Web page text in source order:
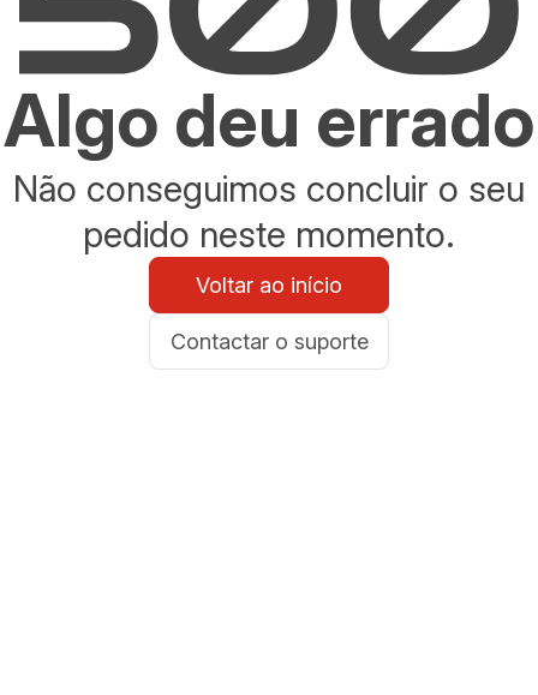
Algo deu errado
Não conseguimos concluir o seu
pedido neste momento.
Voltar ao início
Contactar o suporte